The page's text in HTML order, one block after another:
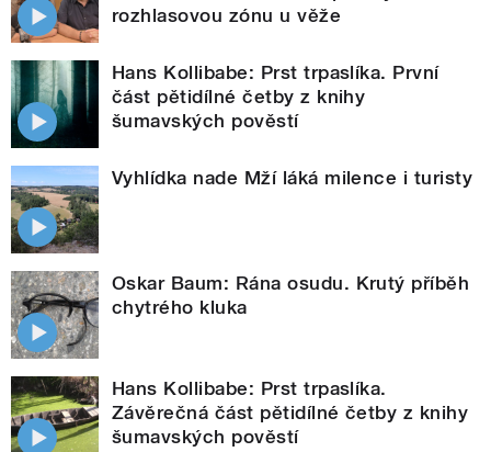
rozhlasovou zónu u věže
Hans Kollibabe: Prst trpaslíka. První
část pětidílné četby z knihy
šumavských pověstí
Vyhlídka nade Mží láká milence i turisty
Oskar Baum: Rána osudu. Krutý příběh
chytrého kluka
Hans Kollibabe: Prst trpaslíka.
Závěrečná část pětidílné četby z knihy
šumavských pověstí